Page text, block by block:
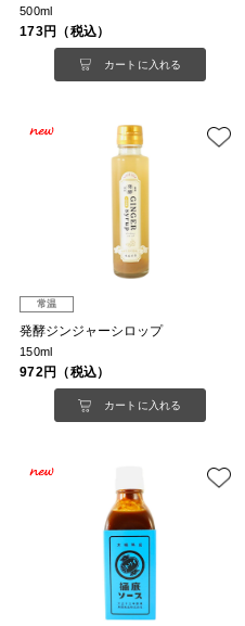
500ml
173円（税込）
カートに入れる
常温
発酵ジンジャーシロップ
150ml
972円（税込）
カートに入れる